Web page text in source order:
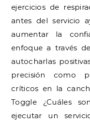
ejercicios de
antes del servicio
aumentar la
enfoque a través
autocharlas
precisión como
críticos en la
Toggle ¿Cuáles
ejecutar un